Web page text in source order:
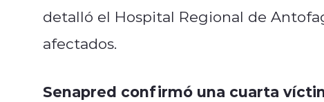
detalló el Hospital Regional de
afectados.
Senapred confirmó una cuarta